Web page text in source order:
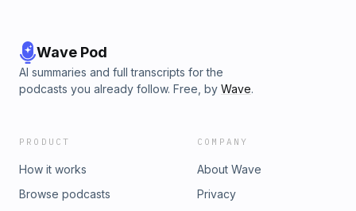
Wave Pod
AI summaries and full transcripts for the
podcasts you already follow. Free, by Wave.
PRODUCT
How it works
Browse podcasts
COMPANY
About Wave
Privacy